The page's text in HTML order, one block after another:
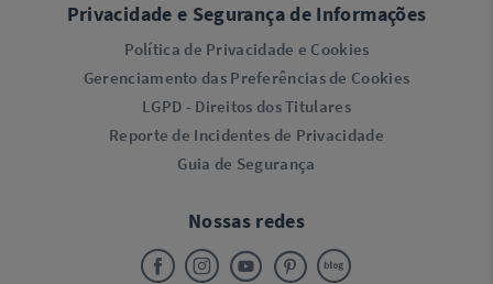
Privacidade e Segurança de Informações
Política de Privacidade e Cookies
Gerenciamento das Preferências de Cookies
LGPD - Direitos dos Titulares
Reporte de Incidentes de Privacidade
Guia de Segurança
Nossas redes